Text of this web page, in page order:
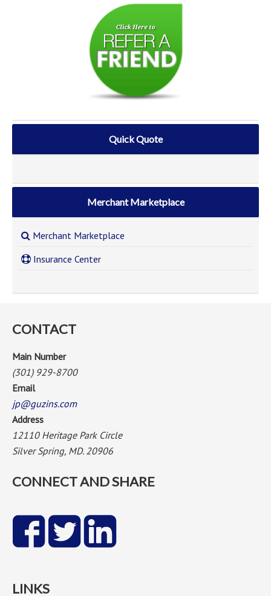
Quick Quote
Merchant Marketplace
Merchant Marketplace
Insurance Center
CONTACT
Main Number
(301) 929-8700
Email
jp@guzins.com
Address
12110 Heritage Park Circle
Silver Spring, MD. 20906
CONNECT AND SHARE
LINKS